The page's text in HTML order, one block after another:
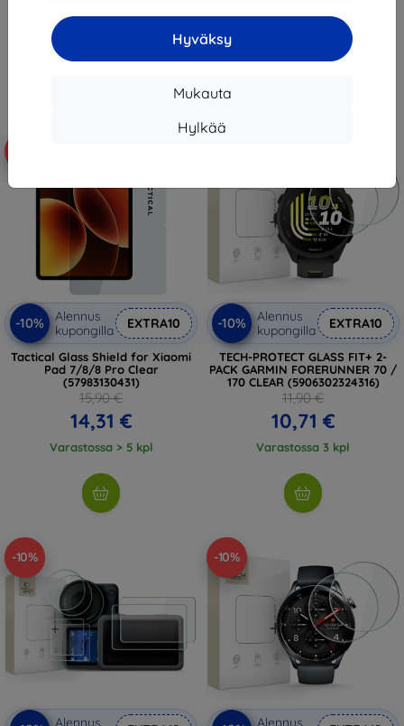
Hyväksy
Mukauta
Hylkää
26,91 € 11,61 €
Varastossa > 5 kpl
-10%
Alennus
kupongilla
EXTRA10
Tactical Glass Shield for Xiaomi
Pad 7/8/8 Pro Clear
(57983130431)
15,90 €
14,31 €
Varastossa > 5 kpl
-10%
Alennus
kupongilla
EXTRA10
TECH-PROTECT GLASS FIT+ 2-
PACK GARMIN FORERUNNER 70 /
170 CLEAR (5906302324316)
11,90 €
10,71 €
Varastossa 3 kpl
-10%
Alennus
-10%
Alennus